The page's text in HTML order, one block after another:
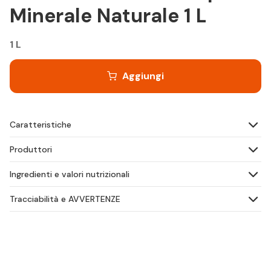
Minerale Naturale 1 L
1 L
Aggiungi
Caratteristiche
Produttori
Ingredienti e valori nutrizionali
Tracciabilità e AVVERTENZE